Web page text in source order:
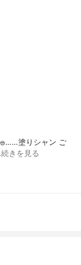
塗りシャン ご
続きを見る